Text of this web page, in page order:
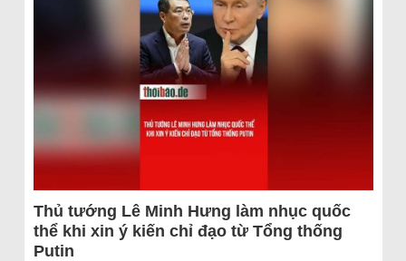
Thủ tướng Lê Minh Hưng làm nhục quốc
thể khi xin ý kiến chỉ đạo từ Tổng thống
Putin